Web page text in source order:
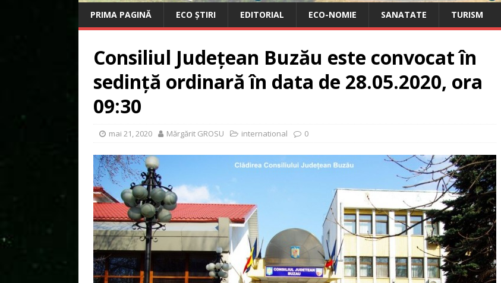
PRIMA PAGINĂ ECO ȘTIRI EDITORIAL ECO-NOMIE SANATATE TURISM
Consiliul Județean Buzău este convocat în
sedință ordinară în data de 28.05.2020, ora
09:30
mai 21, 2020 Mărgărit GROSU international 0